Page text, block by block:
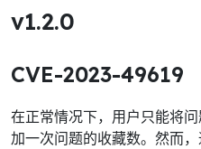
v1.2.0
CVE-2023-49619
在正常情况下，用户只能将
加一次问题的收藏数。然而